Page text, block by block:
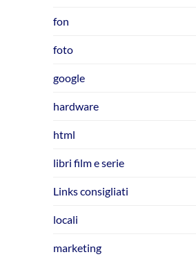
fon
foto
google
hardware
html
libri film e serie
Links consigliati
locali
marketing